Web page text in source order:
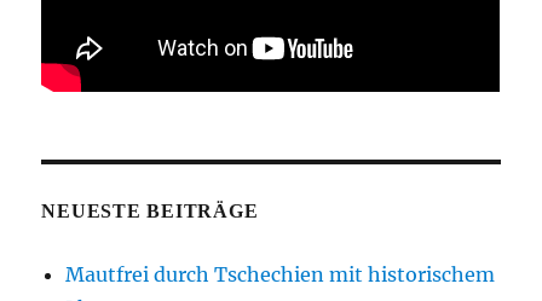
NEUESTE BEITRÄGE
Mautfrei durch Tschechien mit historischem